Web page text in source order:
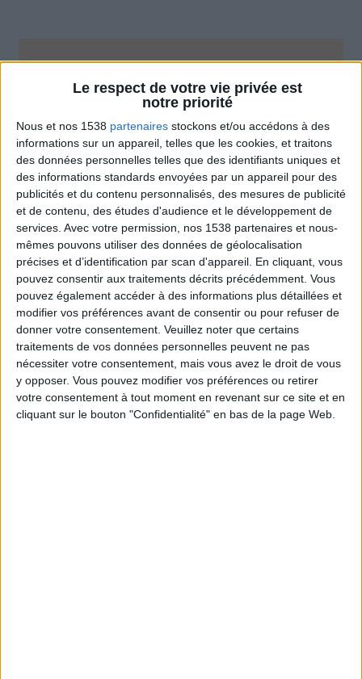
Le respect de votre vie privée est
notre priorité
Nous et nos 1538 partenaires stockons et/ou accédons à des
informations sur un appareil, telles que les cookies, et traitons
des données personnelles telles que des identifiants uniques et
des informations standards envoyées par un appareil pour des
publicités et du contenu personnalisés, des mesures de publicité
et de contenu, des études d'audience et le développement de
services. Avec votre permission, nos 1538 partenaires et nous-
mêmes pouvons utiliser des données de géolocalisation
précises et d’identification par scan d'appareil. En cliquant, vous
pouvez consentir aux traitements décrits précédemment. Vous
pouvez également accéder à des informations plus détaillées et
modifier vos préférences avant de consentir ou pour refuser de
donner votre consentement. Veuillez noter que certains
traitements de vos données personnelles peuvent ne pas
nécessiter votre consentement, mais vous avez le droit de vous
y opposer. Vous pouvez modifier vos préférences ou retirer
votre consentement à tout moment en revenant sur ce site et en
cliquant sur le bouton "Confidentialité" en bas de la page Web.
5 kilos
De 5 à 10
kilos
10 kilos
Webinaires en direct Voir tout
Chaque semaine, posez vos questions en live
en participant à des vidéo-conférences avec
Jean-Michel et les diététiciennes du
programme.